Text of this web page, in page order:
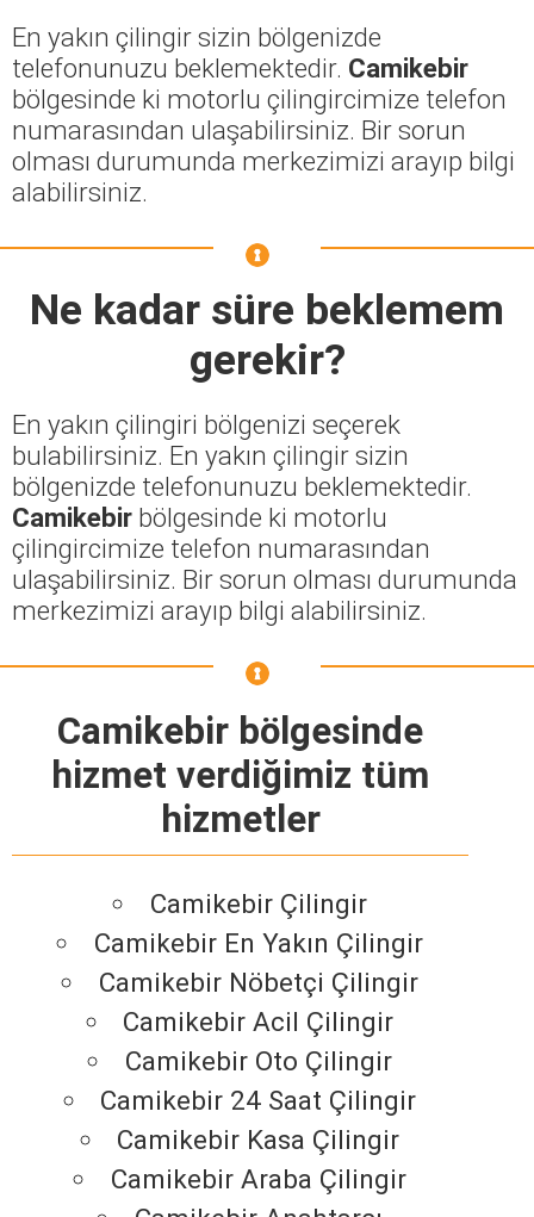
En yakın çilingir sizin bölgenizde
telefonunuzu beklemektedir. Camikebir
bölgesinde ki motorlu çilingircimize telefon
numarasından ulaşabilirsiniz. Bir sorun
olması durumunda merkezimizi arayıp bilgi
alabilirsiniz.
Ne kadar süre beklemem
gerekir?
En yakın çilingiri bölgenizi seçerek
bulabilirsiniz. En yakın çilingir sizin
bölgenizde telefonunuzu beklemektedir.
Camikebir bölgesinde ki motorlu
çilingircimize telefon numarasından
ulaşabilirsiniz. Bir sorun olması durumunda
merkezimizi arayıp bilgi alabilirsiniz.
Camikebir bölgesinde
hizmet verdiğimiz tüm
hizmetler
Camikebir Çilingir
Camikebir En Yakın Çilingir
Camikebir Nöbetçi Çilingir
Camikebir Acil Çilingir
Camikebir Oto Çilingir
Camikebir 24 Saat Çilingir
Camikebir Kasa Çilingir
Camikebir Araba Çilingir